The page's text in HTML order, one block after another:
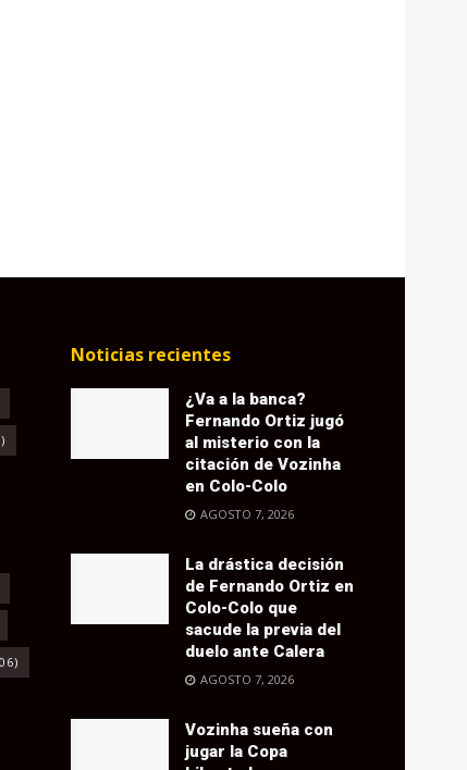
Noticias recientes
¿Va a la banca?
Fernando Ortiz jugó
al misterio con la
citación de Vozinha
en Colo-Colo
AGOSTO 7, 2026
La drástica decisión
de Fernando Ortiz en
Colo-Colo que
sacude la previa del
duelo ante Calera
AGOSTO 7, 2026
Vozinha sueña con
jugar la Copa